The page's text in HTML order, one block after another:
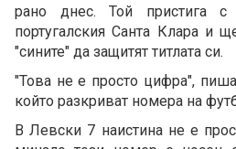
рано днес. Той пристига с
португалския Санта Клара и
"сините" да защитят титлата си.
"Това не е просто цифра",
който разкриват номера на
В Левски 7 наистина не е